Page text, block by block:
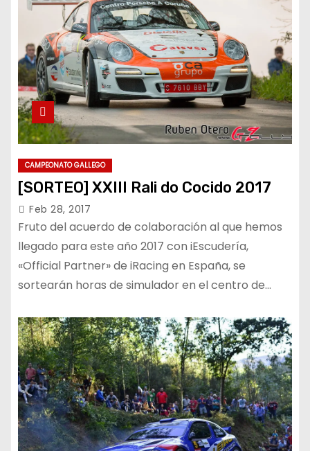
CAMPEONATO GALLEGO
[SORTEO] XXIII Rali do Cocido 2017
Feb 28, 2017
Fruto del acuerdo de colaboración al que hemos
llegado para este año 2017 con iEscudería,
«Official Partner» de iRacing en España, se
sortearán horas de simulador en el centro de…